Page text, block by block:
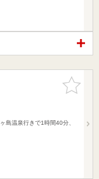
お気に入
りに追加
島温泉行きで1時間40分、